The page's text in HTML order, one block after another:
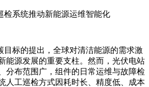
系统推动新能源运维智能化
标的提出，全球对清洁能源的需求激
能源发展的重要支柱。然而，光伏电站
分布范围广，组件的日常运维与故障检
人工巡检方式因耗时长、精度低、成本